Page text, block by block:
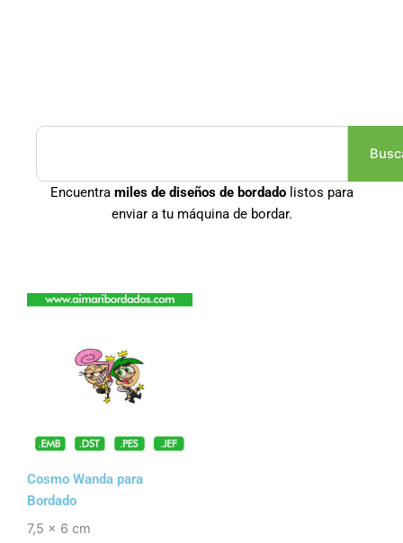
Buscar
Encuentra miles de diseños de bordado listos para
enviar a tu máquina de bordar.
Cosmo Wanda para
Bordado
7,5 x 6 cm